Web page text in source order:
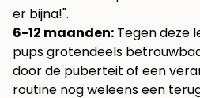
er bijna!".
6-12 maanden: Tegen deze
pups grotendeels
door de puberteit of een
routine nog weleens een